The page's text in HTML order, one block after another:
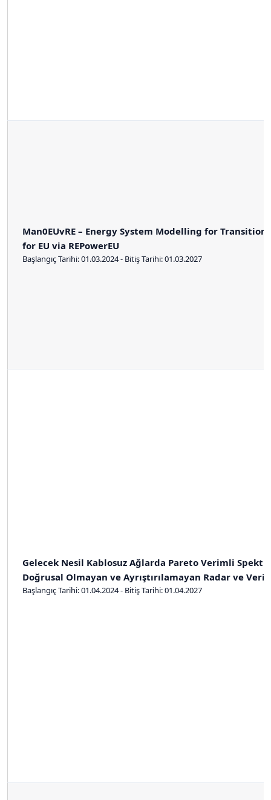
Man0EUvRE – Energy System Modelling for
for EU via REPowerEU
Başlangıç Tarihi: 01.03.2024 - Bitiş Tarihi: 01.03.2027
Gelecek Nesil Kablosuz Ağlarda Pareto Verimli
Doğrusal Olmayan ve Ayrıştırılamayan Radar ve Veri
Başlangıç Tarihi: 01.04.2024 - Bitiş Tarihi: 01.04.2027